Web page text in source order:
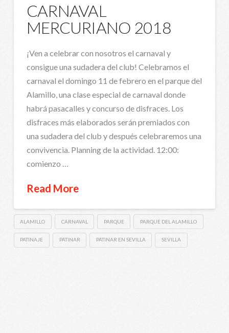
CARNAVAL
MERCURIANO 2018
¡Ven a celebrar con nosotros el carnaval y
consigue una sudadera del club! Celebramos el
carnaval el domingo 11 de febrero en el parque del
Alamillo, una clase especial de carnaval donde
habrá pasacalles y concurso de disfraces. Los
disfraces más elaborados serán premiados con
una sudadera del club y después celebraremos una
convivencia. Planning de la actividad. 12:00:
comienzo …
Read More
ALAMILLO CARNAVAL PARQUE PARQUE DEL ALAMILLO
PATINAJE PATINAR PATINAR EN SEVILLA SEVILLA